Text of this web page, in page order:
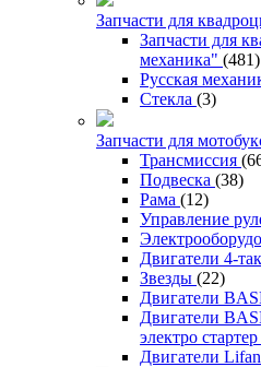
Запчасти для
Запчасти для
механика" (481)
Русская
Стекла (3)
Запчасти для
Трансмиссия
Подвеска (38)
Рама (12)
Управление
Двигатели 4-
Звезды (22)
Двигатели
Двигатели
электро стартер
Двигатели Lifan